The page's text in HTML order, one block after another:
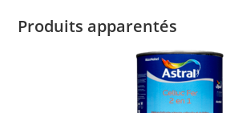
Produits apparentés